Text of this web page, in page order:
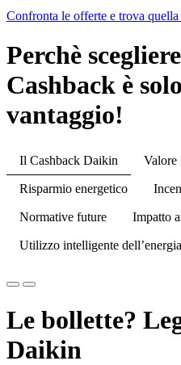
Confronta le offerte e trova quella
Perchè
Cashback è
vantaggio!
Il Cashback Daikin Valore
Risparmio energetico
Normative future Impatto
Utilizzo intelligente dell’energia
Le bollette?
Daikin